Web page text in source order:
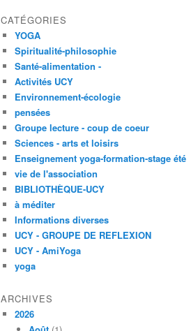
CATÉGORIES
YOGA
Spiritualité-philosophie
Santé-alimentation -
Activités UCY
Environnement-écologie
pensées
Groupe lecture - coup de coeur
Sciences - arts et loisirs
Enseignement yoga-formation-stage été
vie de l'association
BIBLIOTHÈQUE-UCY
à méditer
Informations diverses
UCY - GROUPE DE REFLEXION
UCY - AmiYoga
yoga
ARCHIVES
2026